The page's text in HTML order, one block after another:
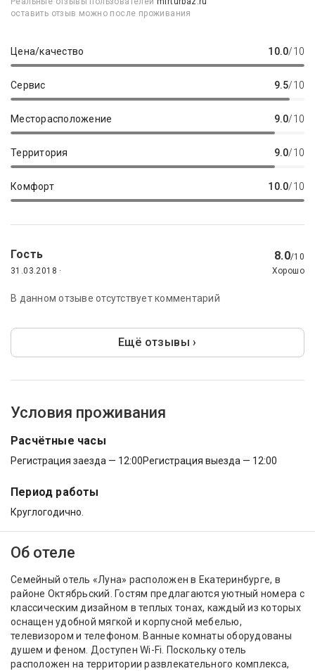
оставить отзыв можно после проживания
Цена/качество 10.0/10
Сервис 9.5/10
Месторасположение 9.0/10
Территория 9.0/10
Комфорт 10.0/10
Гость 8.0/10
31.03.2018 ·
Хорошо
В данном отзыве отсутствует комментарий
Ещё отзывы ›
Условия проживания
Расчётные часы
Регистрация заезда — 12:00Регистрация выезда — 12:00
Период работы
Круглогодично.
Об отеле
Семейный отель «Луна» расположен в Екатеринбурге, в
районе Октябрьский. Гостям предлагаются уютный номера с
классическим дизайном в теплых тонах, каждый из которых
оснащен удобной мягкой и корпусной мебелью,
телевизором и телефоном. Ванные комнаты оборудованы
душем и феном. Доступен Wi-Fi. Поскольку отель
расположен на территории развлекательного комплекса,